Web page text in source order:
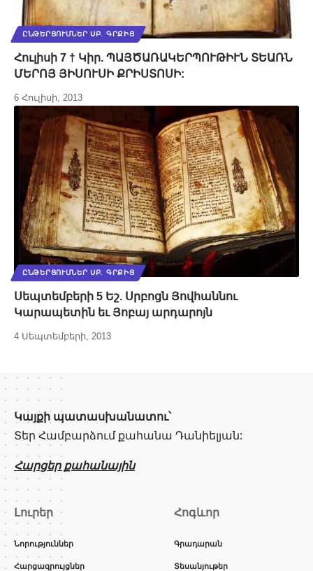
ԸՆԹԵՐՑՈՒՄՆԵՐ ՍԲ. ԳՐՔԻՑ
Հուլիսի 7 † Կիր. ՊԱՅԾԱՌԱԿԵՐՊՈՒԹԻՒՆ ՏԵԱՌՆ
ՄԵՐՈՅ ՅԻՍՈՒՍԻ ՔՐԻՍՏՈՍԻ:
6 Հուլիսի, 2013
ԸՆԹԵՐՑՈՒՄՆԵՐ ՍԲ. ԳՐՔԻՑ
Սեպտեմբերի 5 Եշ. Սրբոցն Յովհաննու
Կարապետին եւ Յոբայ արդարոյն
4 Սեպտեմբերի, 2013
Կայքի պատասխանատու՝
Տեր Համբարձում քահանա Դանիելյան:
Հարցեր քահանային
Լուրեր
Նորություններ
Հարցազրույցներ
Հոգևոր
Գրադարան
Տեսանյութեր